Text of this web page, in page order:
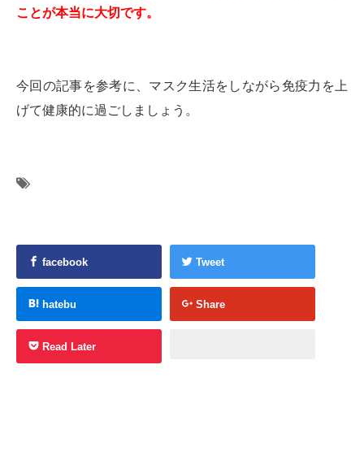
ことが本当に大切です。
今回の記事を参考に、マスク生活をしながら免疫力を上
げて健康的に過ごしましょう。
facebook Tweet
hatebu Share
Read Later